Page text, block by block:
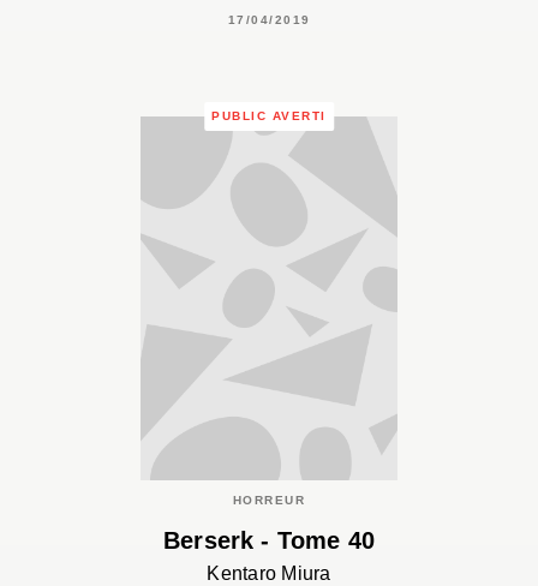
17/04/2019
PUBLIC AVERTI
HORREUR
Berserk - Tome 40
Kentaro Miura